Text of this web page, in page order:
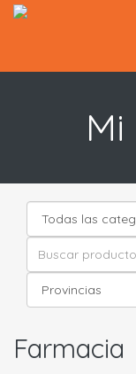
Farmacia